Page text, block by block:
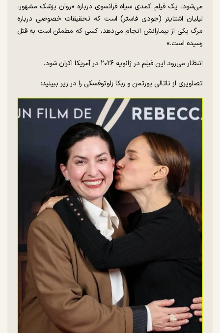
می‌شود، یک فیلم کمدی سیاه فرانسوی درباره «روان پزشک مشهور،
لیلیان اشتاینر (جودی فاستر) است که تحقیقات خصوصی درباره
مرگ یکی از بیمارانش انجام می‌دهد، کسی که مطمئن است به قتل
رسیده است.»
انتظار می‌رود این فیلم در ژانویه ۲۰۲۶ در آمریکا اکران شود.
تصاویری از ناتالی پورتمن و ربکا زلوتوفسکی را در زیر ببینید: